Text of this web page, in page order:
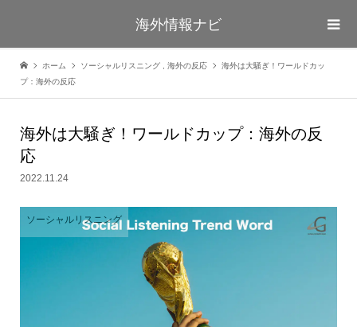
海外情報ナビ
ホーム ソーシャルリスニング 海外の反応
海外は大騒ぎ！ワールドカッ
プ：海外の反応
海外は大騒ぎ！ワールドカップ：海外の反
応
2022.11.24
ソーシャルリスニング